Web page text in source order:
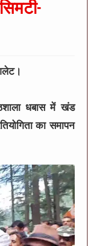
धबास में खंड
का समापन